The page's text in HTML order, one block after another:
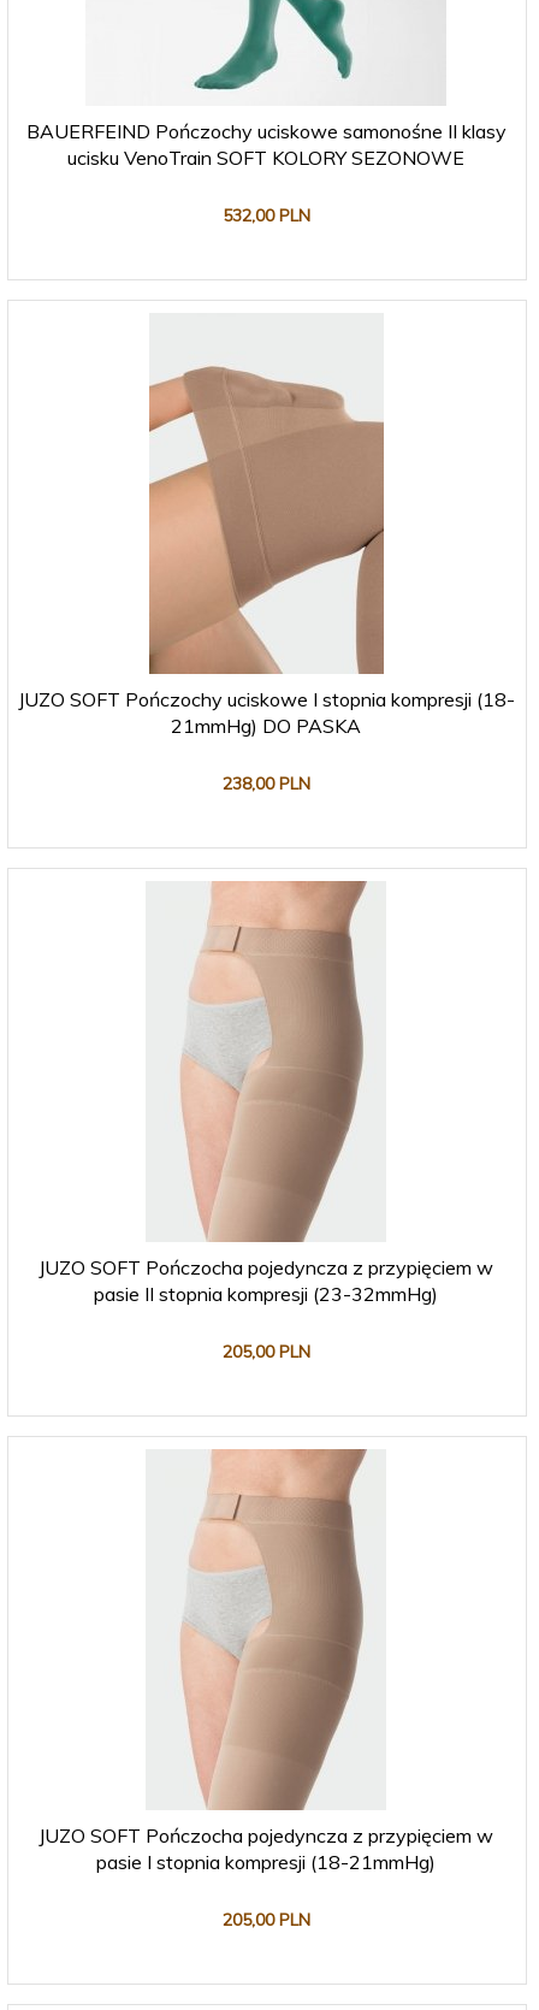
BAUERFEIND Pończochy uciskowe samonośne II klasy
ucisku VenoTrain SOFT KOLORY SEZONOWE
532,00 PLN
JUZO SOFT Pończochy uciskowe I stopnia kompresji (18-
21mmHg) DO PASKA
238,00 PLN
JUZO SOFT Pończocha pojedyncza z przypięciem w
pasie II stopnia kompresji (23-32mmHg)
205,00 PLN
JUZO SOFT Pończocha pojedyncza z przypięciem w
pasie I stopnia kompresji (18-21mmHg)
205,00 PLN